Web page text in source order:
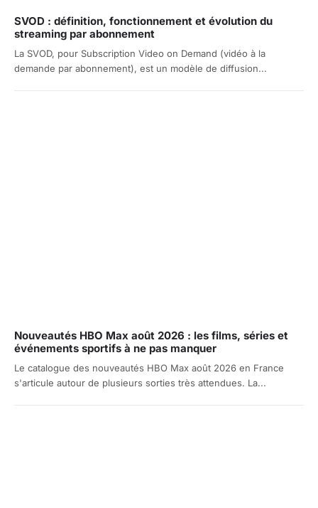
SVOD : définition, fonctionnement et évolution du
streaming par abonnement
La SVOD, pour Subscription Video on Demand (vidéo à la
demande par abonnement), est un modèle de diffusion...
Nouveautés HBO Max août 2026 : les films, séries et
événements sportifs à ne pas manquer
Le catalogue des nouveautés HBO Max août 2026 en France
s'articule autour de plusieurs sorties très attendues. La...